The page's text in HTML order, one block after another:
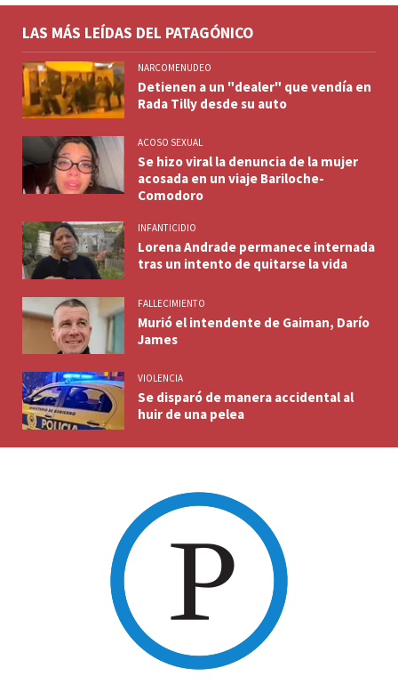
LAS MÁS LEÍDAS DEL PATAGÓNICO
NARCOMENUDEO
Detienen a un "dealer" que vendía en
Rada Tilly desde su auto
ACOSO SEXUAL
Se hizo viral la denuncia de la mujer
acosada en un viaje Bariloche-
Comodoro
INFANTICIDIO
Lorena Andrade permanece internada
tras un intento de quitarse la vida
FALLECIMIENTO
Murió el intendente de Gaiman, Darío
James
VIOLENCIA
Se disparó de manera accidental al
huir de una pelea